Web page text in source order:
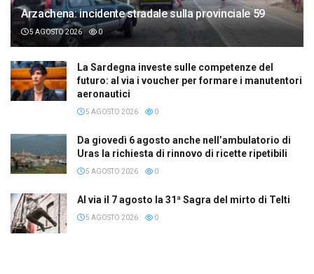
Arzachena: incidente stradale sulla provinciale 59
5 AGOSTO 2026 0
La Sardegna investe sulle competenze del
futuro: al via i voucher per formare i manutentori
aeronautici
5 AGOSTO 2026 0
Da giovedì 6 agosto anche nell’ambulatorio di
Uras la richiesta di rinnovo di ricette ripetibili
5 AGOSTO 2026 0
Al via il 7 agosto la 31ª Sagra del mirto di Telti
5 AGOSTO 2026 0